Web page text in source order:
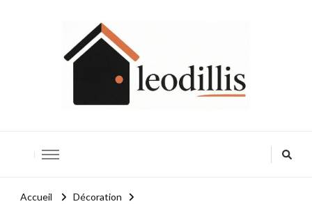
Accueil
Décoration